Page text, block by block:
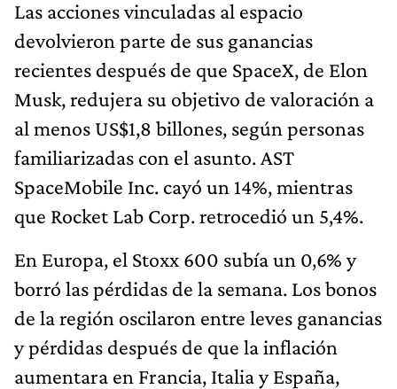
Las acciones vinculadas al espacio
devolvieron parte de sus ganancias
recientes después de que SpaceX, de Elon
Musk, redujera su objetivo de valoración a
al menos US$1,8 billones, según personas
familiarizadas con el asunto. AST
SpaceMobile Inc. cayó un 14%, mientras
que Rocket Lab Corp. retrocedió un 5,4%.
En Europa, el Stoxx 600 subía un 0,6% y
borró las pérdidas de la semana. Los bonos
de la región oscilaron entre leves ganancias
y pérdidas después de que la inflación
aumentara en Francia, Italia y España,